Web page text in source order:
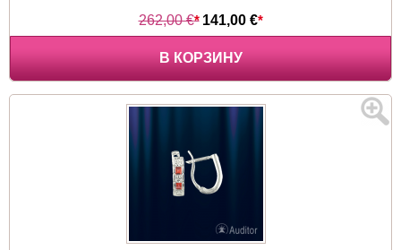
262,00 €* 141,00 €*
В КОРЗИНУ